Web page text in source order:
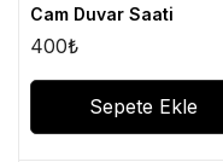
Cam Duvar Saati
400₺
Sepete Ekle